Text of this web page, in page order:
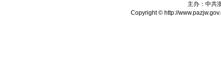
主办：中共
Copyright © http://